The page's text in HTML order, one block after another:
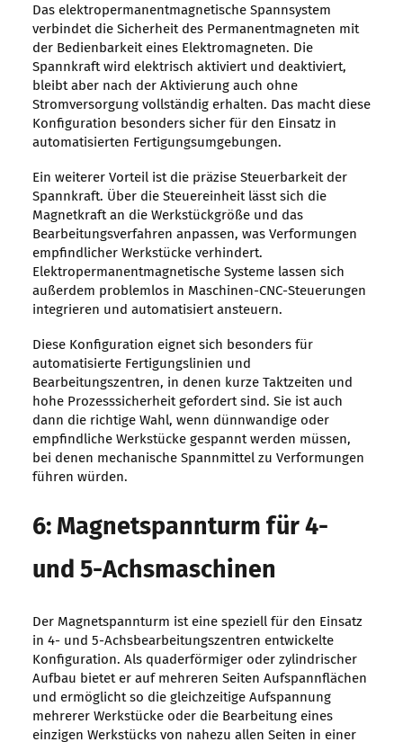
Das elektropermanentmagnetische Spannsystem
verbindet die Sicherheit des Permanentmagneten mit
der Bedienbarkeit eines Elektromagneten. Die
Spannkraft wird elektrisch aktiviert und deaktiviert,
bleibt aber nach der Aktivierung auch ohne
Stromversorgung vollständig erhalten. Das macht diese
Konfiguration besonders sicher für den Einsatz in
automatisierten Fertigungsumgebungen.
Ein weiterer Vorteil ist die präzise Steuerbarkeit der
Spannkraft. Über die Steuereinheit lässt sich die
Magnetkraft an die Werkstückgröße und das
Bearbeitungsverfahren anpassen, was Verformungen
empfindlicher Werkstücke verhindert.
Elektropermanentmagnetische Systeme lassen sich
außerdem problemlos in Maschinen-CNC-Steuerungen
integrieren und automatisiert ansteuern.
Diese Konfiguration eignet sich besonders für
automatisierte Fertigungslinien und
Bearbeitungszentren, in denen kurze Taktzeiten und
hohe Prozesssicherheit gefordert sind. Sie ist auch
dann die richtige Wahl, wenn dünnwandige oder
empfindliche Werkstücke gespannt werden müssen,
bei denen mechanische Spannmittel zu Verformungen
führen würden.
6: Magnetspannturm für 4-
und 5-Achsmaschinen
Der Magnetspannturm ist eine speziell für den Einsatz
in 4- und 5-Achsbearbeitungszentren entwickelte
Konfiguration. Als quaderförmiger oder zylindrischer
Aufbau bietet er auf mehreren Seiten Aufspannflächen
und ermöglicht so die gleichzeitige Aufspannung
mehrerer Werkstücke oder die Bearbeitung eines
einzigen Werkstücks von nahezu allen Seiten in einer